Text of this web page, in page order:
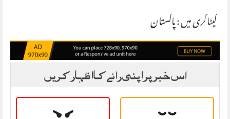
کیٹاگری میں :پاکستان
اس خبر پر اپنی رائے کا اظہار کریں